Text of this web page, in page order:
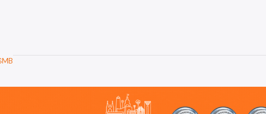
cidade inteligente, resiliente e sustentável